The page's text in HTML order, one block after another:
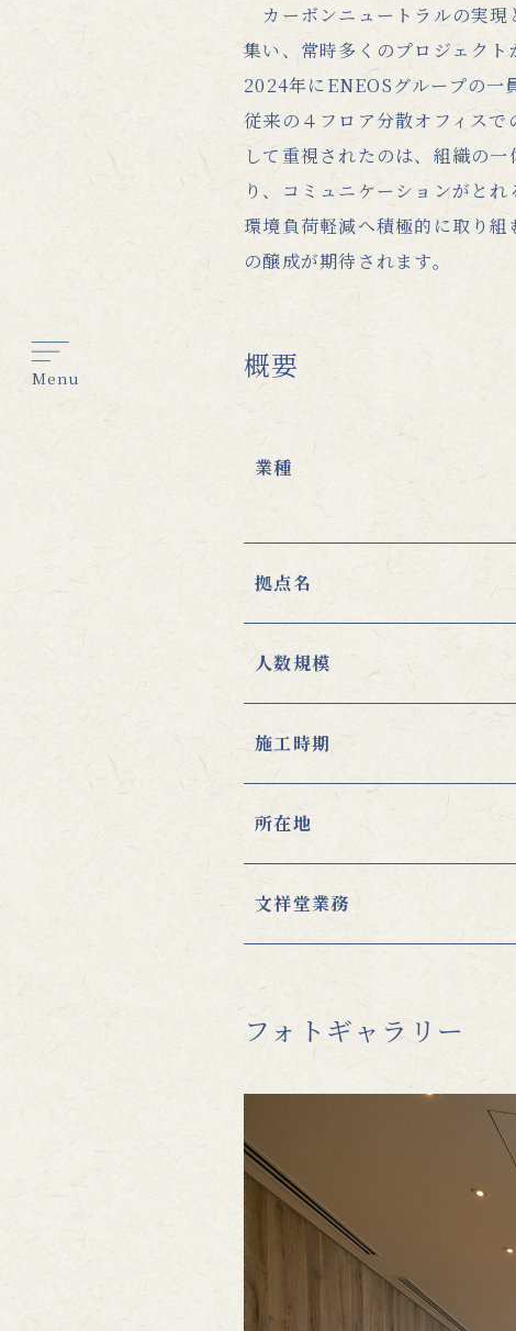
Menu
カーボンニュートラルの実現
集い、常時多くのプロジェクト
2024年にENEOSグループの一
従来の４フロア分散オフィス
して重視されたのは、組織の
り、コミュニケーションがとれ
環境負荷軽減へ積極的に取り
の醸成が期待されます。
概要
業種
拠点名
人数規模
施工時期
所在地
文祥堂業務
フォトギャラリー